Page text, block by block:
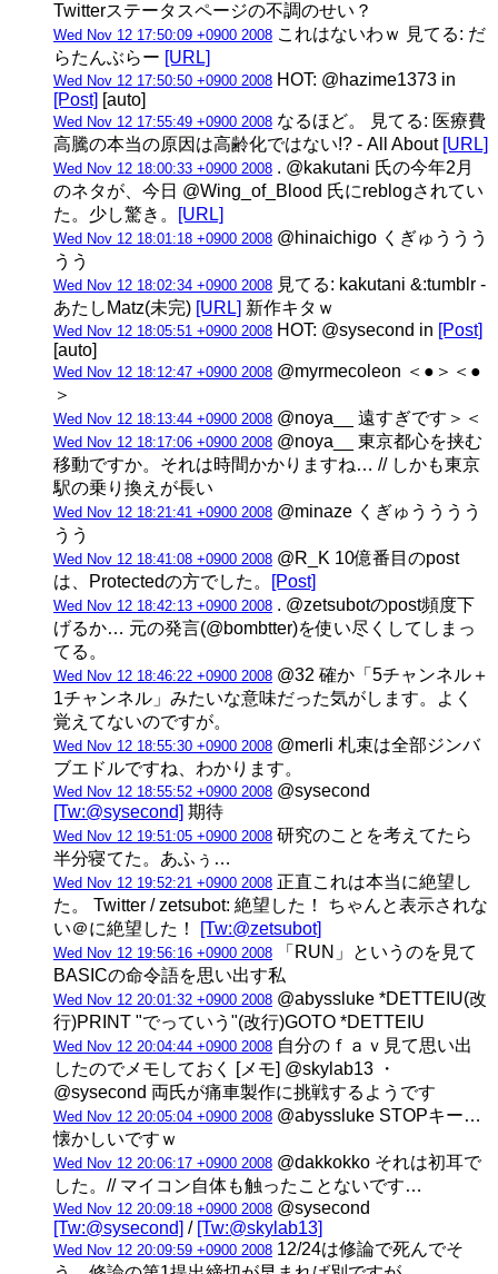
Twitterステータスページの不調のせい？
Wed Nov 12 17:50:09 +0900 2008 これはないわｗ 見てる: だ
らたんぶらー [URL]
Wed Nov 12 17:50:50 +0900 2008 HOT: @hazime1373 in
[Post] [auto]
Wed Nov 12 17:55:49 +0900 2008 なるほど。 見てる: 医療費
高騰の本当の原因は高齢化ではない!? - All About [URL]
Wed Nov 12 18:00:33 +0900 2008 . @kakutani 氏の今年2月
のネタが、今日 @Wing_of_Blood 氏にreblogされてい
た。少し驚き。
[URL]
Wed Nov 12 18:01:18 +0900 2008 @hinaichigo くぎゅううう
うう
Wed Nov 12 18:02:34 +0900 2008 見てる: kakutani &:tumblr -
あたしMatz(未完) [URL] 新作キタｗ
Wed Nov 12 18:05:51 +0900 2008 HOT: @sysecond in [Post]
[auto]
Wed Nov 12 18:12:47 +0900 2008 @myrmecoleon ＜●＞＜●
＞
Wed Nov 12 18:13:44 +0900 2008 @noya__ 遠すぎです＞＜
Wed Nov 12 18:17:06 +0900 2008 @noya__ 東京都心を挟む
移動ですか。それは時間かかりますね… // しかも東京
駅の乗り換えが長い
Wed Nov 12 18:21:41 +0900 2008 @minaze くぎゅうううう
うう
Wed Nov 12 18:41:08 +0900 2008 @R_K 10億番目のpost
は、Protectedの方でした。
[Post]
Wed Nov 12 18:42:13 +0900 2008 . @zetsubotのpost頻度下
げるか… 元の発言(@bombtter)を使い尽くしてしまっ
てる。
Wed Nov 12 18:46:22 +0900 2008 @32 確か「5チャンネル＋
1チャンネル」みたいな意味だった気がします。よく
覚えてないのですが。
Wed Nov 12 18:55:30 +0900 2008 @merli 札束は全部ジンバ
ブエドルですね、わかります。
Wed Nov 12 18:55:52 +0900 2008 @sysecond
[Tw:@sysecond] 期待
Wed Nov 12 19:51:05 +0900 2008 研究のことを考えてたら
半分寝てた。あふぅ…
Wed Nov 12 19:52:21 +0900 2008 正直これは本当に絶望し
た。 Twitter / zetsubot: 絶望した！ ちゃんと表示されな
い＠に絶望した！
[Tw:@zetsubot]
Wed Nov 12 19:56:16 +0900 2008 「RUN」というのを見て
BASICの命令語を思い出す私
Wed Nov 12 20:01:32 +0900 2008 @abyssluke *DETTEIU(改
行)PRINT "でっていう"(改行)GOTO *DETTEIU
Wed Nov 12 20:04:44 +0900 2008 自分のｆａｖ見て思い出
したのでメモしておく [メモ] @skylab13 ・
@sysecond 両氏が痛車製作に挑戦するようです
Wed Nov 12 20:05:04 +0900 2008 @abyssluke STOPキー…
懐かしいですｗ
Wed Nov 12 20:06:17 +0900 2008 @dakkokko それは初耳で
した。// マイコン自体も触ったことないです…
Wed Nov 12 20:09:18 +0900 2008 @sysecond
[Tw:@sysecond] / [Tw:@skylab13]
Wed Nov 12 20:09:59 +0900 2008 12/24は修論で死んでそ